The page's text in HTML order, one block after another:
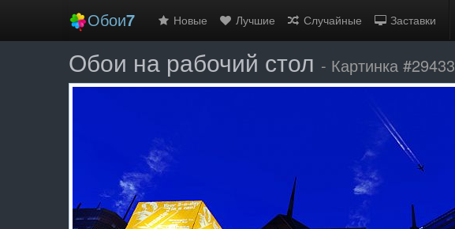
Обои7 Новые Лучшие Случайные Заставки
Обои на рабочий стол - Картинка #29433